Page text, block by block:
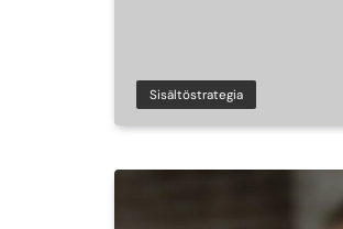
Sisältöstrategia